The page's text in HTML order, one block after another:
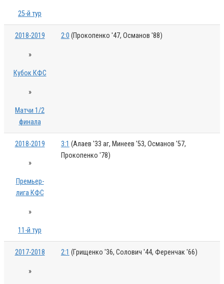
25-й тур
2018-2019
»
Кубок КФС
»
Матчи 1/2
финала
2:0 (Прокопенко '47, Османов '88)
2018-2019
»
Премьер-
лига КФС
»
11-й тур
3:1 (Алаев '33 аг, Минеев '53, Османов '57,
Прокопенко '78)
2017-2018
»
2:1 (Грищенко '36, Солович '44, Ференчак '66)